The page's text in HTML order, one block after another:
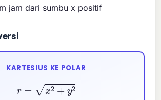
jam dari sumbu x positif
KARTESIUS KE POLAR
2+y2